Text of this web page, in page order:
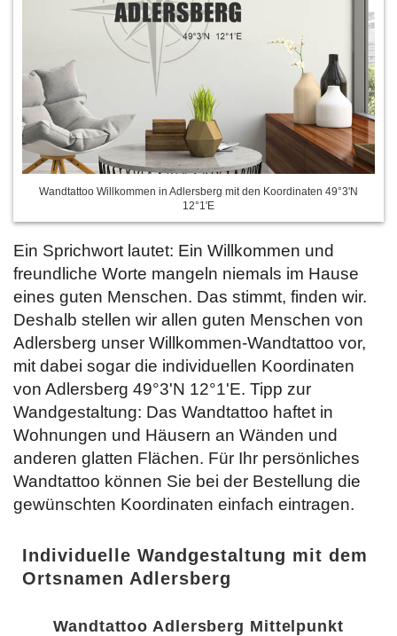
Wandtattoo Willkommen in Adlersberg mit den Koordinaten 49°3'N
12°1'E
Ein Sprichwort lautet: Ein Willkommen und
freundliche Worte mangeln niemals im Hause
eines guten Menschen. Das stimmt, finden wir.
Deshalb stellen wir allen guten Menschen von
Adlersberg unser Willkommen-Wandtattoo vor,
mit dabei sogar die individuellen Koordinaten
von Adlersberg 49°3'N 12°1'E. Tipp zur
Wandgestaltung: Das Wandtattoo haftet in
Wohnungen und Häusern an Wänden und
anderen glatten Flächen. Für Ihr persönliches
Wandtattoo können Sie bei der Bestellung die
gewünschten Koordinaten einfach eintragen.
Individuelle Wandgestaltung mit dem
Ortsnamen Adlersberg
Wandtattoo Adlersberg Mittelpunkt